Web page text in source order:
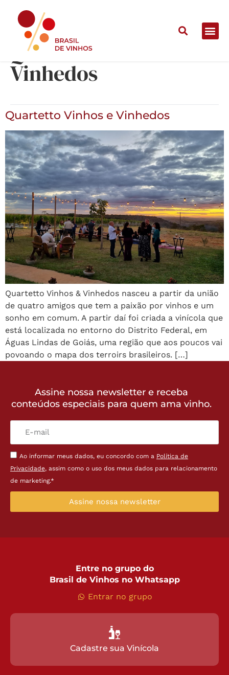
Quartetto Vinhos e
Vinhedos
Quartetto Vinhos e Vinhedos
Quartetto Vinhos & Vinhedos nasceu a partir da união
de quatro amigos que tem a paixão por vinhos e um
sonho em comum. A partir daí foi criada a vinícola que
está localizada no entorno do Distrito Federal, em
Águas Lindas de Goiás, uma região que aos poucos vai
povoando o mapa dos terroirs brasileiros. […]
Assine nossa newsletter e receba
conteúdos especiais para quem ama vinho.
Ao informar meus dados, eu concordo com a Política de
Privacidade, assim como o uso dos meus dados para relacionamento
de marketing.*
Assine nossa newsletter
Entre no grupo do
Brasil de Vinhos no Whatsapp
Entrar no grupo
Cadastre sua Vinícola